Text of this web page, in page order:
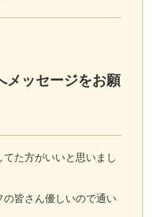
メッセージをお願
た方がいいと思いまし
皆さん優しいので通い